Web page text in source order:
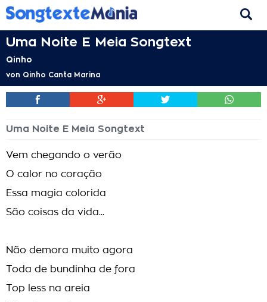
Uma Noite E Meia Songtext
Qinho
von Qinho Canta Marina
Uma Noite E Meia Songtext
Vem chegando o verão
O calor no coração
Essa magia colorida
São coisas da vida...
Não demora muito agora
Toda de bundinha de fora
Top less na areia